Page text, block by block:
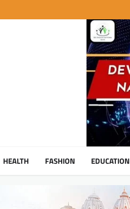
HEALTH FASHION EDUCATION